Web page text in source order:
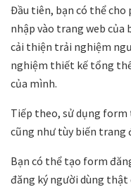
Đầu tiên, bạn có thể cho
nhập vào trang web
cải thiện trải nghiệm
nghiệm thiết kế tổng
của mình.
Tiếp theo, sử dụng
cũng như tùy biến trang
Bạn có thể tạo form
đăng ký người dùng thật